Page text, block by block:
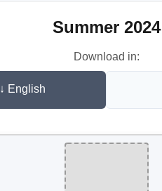
Summer 2024
Download in:
↓ English